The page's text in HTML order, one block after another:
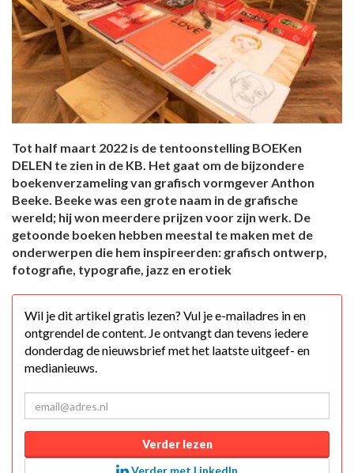
Tot half maart 2022 is de tentoonstelling BOEKen
DELEN te zien in de KB. Het gaat om de bijzondere
boekenverzameling van grafisch vormgever Anthon
Beeke. Beeke was een grote naam in de grafische
wereld; hij won meerdere prijzen voor zijn werk. De
getoonde boeken hebben meestal te maken met de
onderwerpen die hem inspireerden: grafisch ontwerp,
fotografie, typografie, jazz en erotiek
Wil je dit artikel gratis lezen? Vul je e-mailadres in en
ontgrendel de content. Je ontvangt dan tevens iedere
donderdag de nieuwsbrief met het laatste uitgeef- en
medianieuws.
Verder lezen